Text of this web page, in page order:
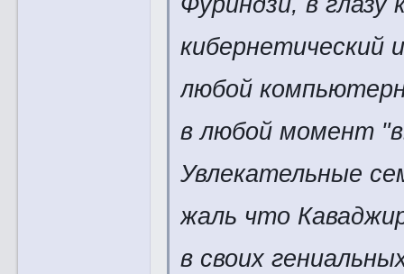
кибернетический
любой
в любой момент
Увлекательные
жаль что
в своих